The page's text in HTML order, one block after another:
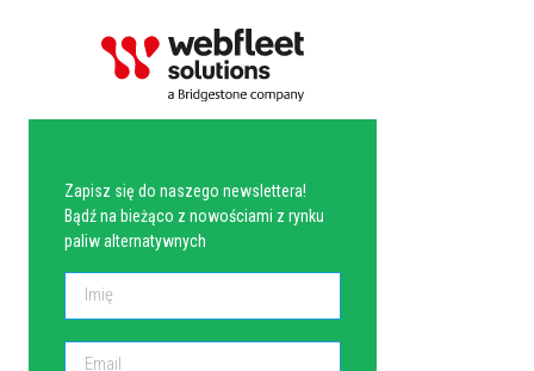
Zapisz się do naszego newslettera!
Bądź na bieżąco z nowościami z rynku
paliw alternatywnych